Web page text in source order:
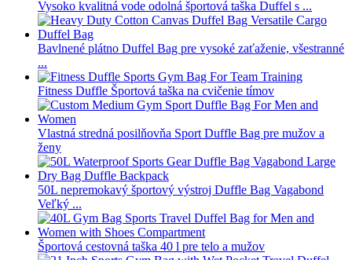
Vysoko kvalitná vode odolná športová taška Duffel s ...
Bavlnené plátno Duffel Bag pre vysoké zaťaženie, všestranné
...
Fitness Duffle Športová taška na cvičenie tímov
Vlastná stredná posilňovňa Sport Duffle Bag pre mužov a
ženy
50L nepremokavý športový výstroj Duffle Bag Vagabond
Veľký ...
Športová cestovná taška 40 l pre telo a mužov